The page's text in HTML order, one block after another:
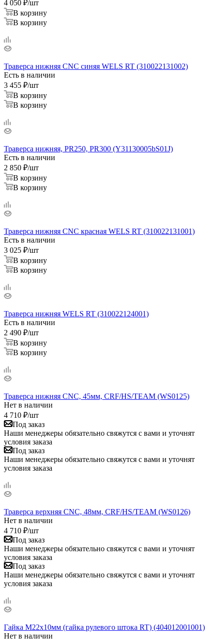
4 050 ₽/шт
В корзину
В корзину
Траверса нижняя CNC синяя WELS RT (310022131002)
Есть в наличии
3 455 ₽/шт
В корзину
В корзину
Траверса нижняя, PR250, PR300 (Y31130005bS01J)
Есть в наличии
2 850 ₽/шт
В корзину
В корзину
Траверса нижняя CNC красная WELS RT (310022131001)
Есть в наличии
3 025 ₽/шт
В корзину
В корзину
Траверса нижняя WELS RT (310022124001)
Есть в наличии
2 490 ₽/шт
В корзину
В корзину
Траверса нижняя CNC, 45мм, CRF/HS/TEAM (WS0125)
Нет в наличии
4 710 ₽/шт
Под заказ
Наши менеджеры обязательно свяжутся с вами и уточнят
условия заказа
Под заказ
Наши менеджеры обязательно свяжутся с вами и уточнят
условия заказа
Траверса верхняя CNC, 48мм, CRF/HS/TEAM (WS0126)
Нет в наличии
4 710 ₽/шт
Под заказ
Наши менеджеры обязательно свяжутся с вами и уточнят
условия заказа
Под заказ
Наши менеджеры обязательно свяжутся с вами и уточнят
условия заказа
Гайка М22х10мм (гайка рулевого штока RT) (404012001001)
Нет в наличии